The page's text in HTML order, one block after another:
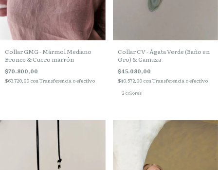
Collar GMG - Mármol Mediano
Bronce & Cuero marrón
$70.800,00
$63.720,00 con Transferencia o efectivo
Collar CV - Ágata Verde (Baño en
Oro) & Gamuza
$45.080,00
$40.572,00 con Transferencia o efectivo
2 colores